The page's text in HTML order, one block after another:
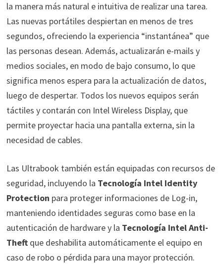
la manera más natural e intuitiva de realizar una tarea.
Las nuevas portátiles despiertan en menos de tres
segundos, ofreciendo la experiencia “instantánea” que
las personas desean. Además, actualizarán e-mails y
medios sociales, en modo de bajo consumo, lo que
significa menos espera para la actualización de datos,
luego de despertar. Todos los nuevos equipos serán
táctiles y contarán con Intel Wireless Display, que
permite proyectar hacia una pantalla externa, sin la
necesidad de cables.
Las Ultrabook también están equipadas con recursos de
seguridad, incluyendo la Tecnología Intel Identity
Protection para proteger informaciones de Log-in,
manteniendo identidades seguras como base en la
autenticación de hardware y la Tecnología Intel Anti-
Theftque deshabilita automáticamente el equipo en
caso de robo o pérdida para una mayor protección.